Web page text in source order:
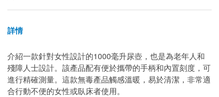
詳情
介紹一款針對女性設計的1000毫升尿壺，也是為老年人和
殘障人士設計。該產品配有便於攜帶的手柄和內置刻度，可
進行精確測量。這款無毒產品觸感溫暖，易於清潔，非常適
合行動不便的女性或臥床者使用。